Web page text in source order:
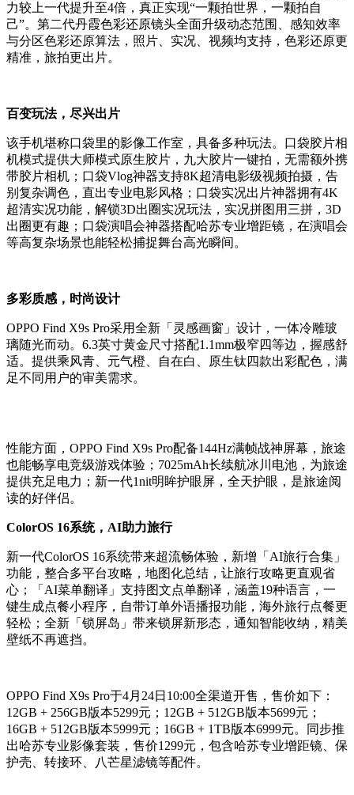
力较上一代提升至4倍，真正实现“一颗拍世界，一颗拍自
己”。第二代丹霞色彩还原镜头全面升级动态范围、感知效率
与分区色彩还原算法，照片、实况、视频均支持，色彩还原更
精准，旅拍更出片。
百变玩法，尽兴出片
该手机堪称口袋里的影像工作室，具备多种玩法。口袋胶片相
机模式提供大师模式原生胶片，九大胶片一键拍，无需额外携
带胶片相机；口袋Vlog神器支持8K超清电影级视频拍摄，告
别复杂调色，直出专业电影风格；口袋实况出片神器拥有4K
超清实况功能，解锁3D出圈实况玩法，实况拼图用三拼，3D
出圈更有趣；口袋演唱会神器搭配哈苏专业增距镜，在演唱会
等高复杂场景也能轻松捕捉舞台高光瞬间。
多彩质感，时尚设计
OPPO Find X9s Pro采用全新「灵感画窗」设计，一体冷雕玻
璃随光而动。6.3英寸黄金尺寸搭配1.1mm极窄四等边，握感舒
适。提供乘风青、元气橙、自在白、原生钛四款出彩配色，满
足不同用户的审美需求。
性能方面，OPPO Find X9s Pro配备144Hz满帧战神屏幕，旅途
也能畅享电竞级游戏体验；7025mAh长续航冰川电池，为旅途
提供充足电力；新一代1nit明眸护眼屏，全天护眼，是旅途阅
读的好伴侣。
ColorOS 16系统，AI助力旅行
新一代ColorOS 16系统带来超流畅体验，新增「AI旅行合集」
功能，整合多平台攻略，地图化总结，让旅行攻略更直观省
心；「AI菜单翻译」支持图文点单翻译，涵盖19种语言，一
键生成点餐小程序，自带订单外语播报功能，海外旅行点餐更
轻松；全新「锁屏岛」带来锁屏新形态，通知智能收纳，精美
壁纸不再遮挡。
OPPO Find X9s Pro于4月24日10:00全渠道开售，售价如下：
12GB + 256GB版本5299元；12GB + 512GB版本5699元；
16GB + 512GB版本5999元；16GB + 1TB版本6999元。同步推
出哈苏专业影像套装，售价1299元，包含哈苏专业增距镜、保
护壳、转接环、八芒星滤镜等配件。